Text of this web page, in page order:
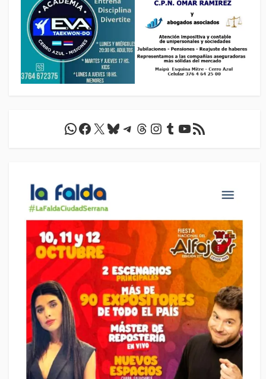
WhatsApp
Facebook
X Bluesky
Telegram
Threads
Instagram
Tumblr
YouTube
Feed RSS